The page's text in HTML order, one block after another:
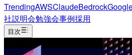
TrendingAWSClaudeBedrock
社説明会勉強会事例採用
目次